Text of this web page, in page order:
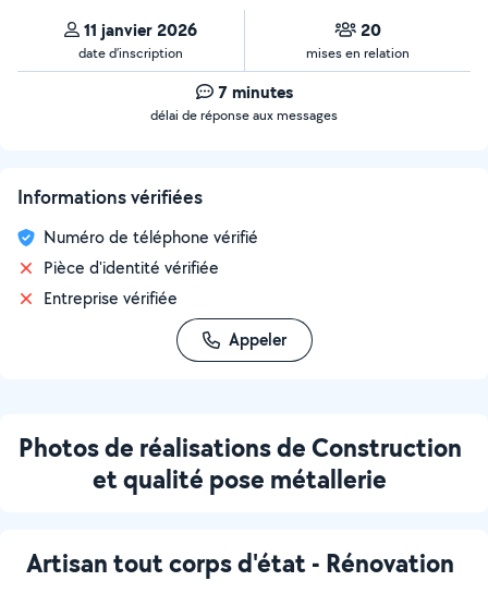
11 janvier 2026
date d’inscription
20
mises en relation
7 minutes
délai de réponse aux messages
Informations vérifiées
Numéro de téléphone vérifié
Pièce d'identité vérifiée
Entreprise vérifiée
Appeler
Photos de réalisations de Construction
et qualité pose métallerie
Artisan tout corps d'état - Rénovation